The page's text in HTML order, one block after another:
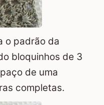
o padrão da
bloquinhos de 3
de uma
completas.